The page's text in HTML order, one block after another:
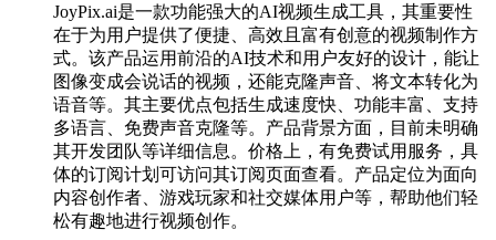
JoyPix.ai是一款功能强大的AI视频生成工具，其重要性
在于为用户提供了便捷、高效且富有创意的视频制作方
式。该产品运用前沿的AI技术和用户友好的设计，能让
图像变成会说话的视频，还能克隆声音、将文本转化为
语音等。其主要优点包括生成速度快、功能丰富、支持
多语言、免费声音克隆等。产品背景方面，目前未明确
其开发团队等详细信息。价格上，有免费试用服务，具
体的订阅计划可访问其订阅页面查看。产品定位为面向
内容创作者、游戏玩家和社交媒体用户等，帮助他们轻
松有趣地进行视频创作。